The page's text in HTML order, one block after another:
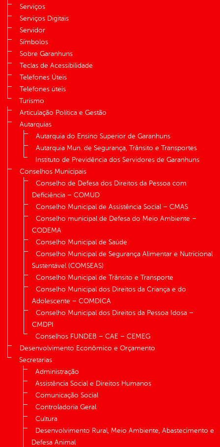
Serviços
Serviços Digitais
Servidor
Símbolos
Sobre Garanhuns
Teclas de Acessibilidade
Telefones Úteis
Telefones úteis
Turismo
Articulação Política e Gestão
Autarquias
Autarquia do Ensino Superior de Garanhuns
Autarquia Mun. de Segurança, Trânsito e Transportes
Instituto de Previdência dos Servidores de Garanhuns
Conselhos Municipais
Conselho de Defesa dos Direitos da Pessoa com
Deficiência – COMUD
Conselho Municipal de Assistência Social – CMAS
Conselho municipal de Defesa do Meio Ambiente –
CODEMA
Conselho Municipal de Saúde
Conselho Municipal de Segurança Alimentar e Nutricional
Sustentável (COMSEAS)
Conselho Municipal de Trânsito e Transporte
Conselho Municipal dos Direitos da Criança e do
Adolescente – COMDICA
Conselho Municipal dos Direitos da Pessoa Idosa –
CMDPI
Conselhos FUNDEB – CAE – CEMEG
Desenvolvimento Econômico e Orçamento
Secretarias
Administração
Assistência Social e Direitos Humanos
Comunicação Social
Controladoria Geral
Cultura
Desenvolvimento Rural, Meio Ambiente, Abastecimento e
Defesa Animal